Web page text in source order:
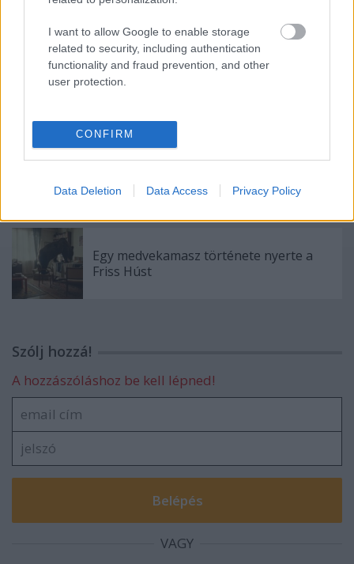
I want to allow Google to enable storage
related to security, including authentication
functionality and fraud prevention, and other
user protection.
CONFIRM
Data Deletion Data Access Privacy Policy
Velencében mutatkozik be Horvát Lili
Filmszemle
Egy medvekamasz története nyerte a
Friss Húst
Szólj hozzá!
A hozzászóláshoz be kell lépned!
VAGY